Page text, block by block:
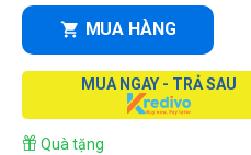
MUA HÀNG
MUA NGAY - TRẢ SAU
Quà tặng